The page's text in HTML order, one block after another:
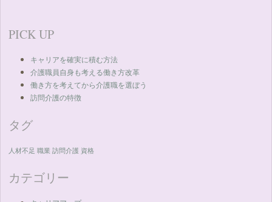
PICK UP
キャリアを確実に積む方法
介護職員自身も考える働き方改革
働き方を考えてから介護職を選ぼう
訪問介護の特徴
タグ
人材不足 職業 訪問介護 資格
カテゴリー